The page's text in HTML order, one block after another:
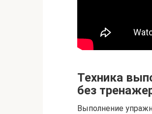
Техника
без
Выполнение